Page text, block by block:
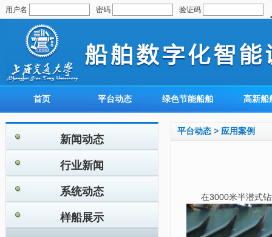
用户名 密码 验证码
首页 平台动态 绿色节能船舶 高新船
新闻动态
行业新闻
系统动态
样船展示
平台动态 > 应用案例
在3000米半潜式